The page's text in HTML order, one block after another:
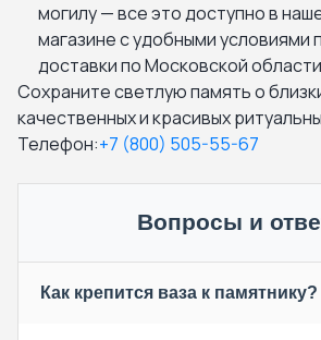
могилу — все это доступно в
магазине с удобными условиями
доставки по Московской
Сохраните светлую память о
качественных и красивых
Телефон:+7 (800) 505-55-67
Вопросы и
Как крепится ваза к памятнику?